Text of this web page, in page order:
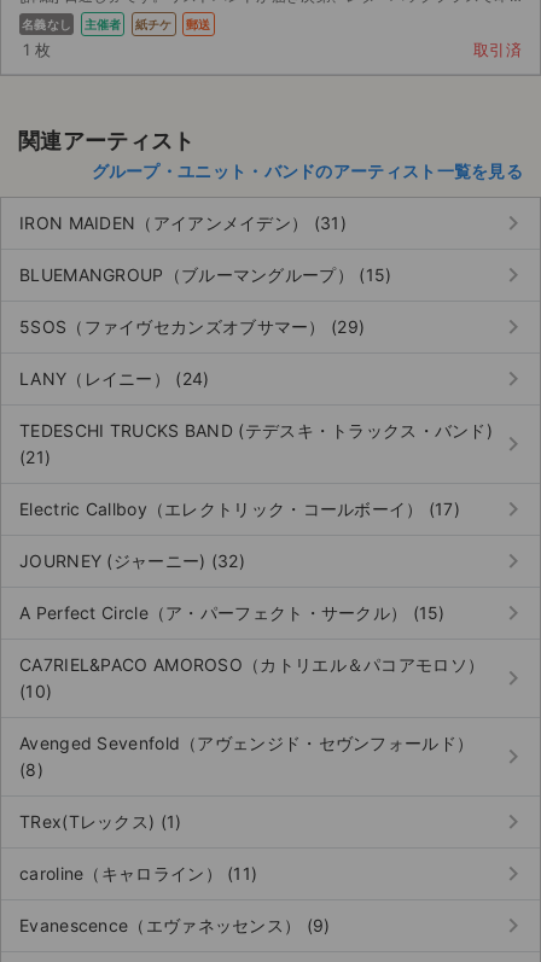
名義なし 主催者 紙チケ 郵送
1 枚 取引済
関連アーティスト
グループ・ユニット・バンドのアーティスト一覧を見る
IRON MAIDEN（アイアンメイデン） (31) keyboard_arrow_right
BLUEMANGROUP（ブルーマングループ） (15) keyboard_arrow_right
5SOS（ファイヴセカンズオブサマー） (29) keyboard_arrow_right
LANY（レイニー） (24) keyboard_arrow_right
TEDESCHI TRUCKS BAND (テデスキ・トラックス・バンド)
(21)
keyboard_arrow_right
Electric Callboy（エレクトリック・コールボーイ） (17) keyboard_arrow_right
JOURNEY (ジャーニー) (32) keyboard_arrow_right
A Perfect Circle（ア・パーフェクト・サークル） (15) keyboard_arrow_right
CA7RIEL&PACO AMOROSO（カトリエル＆パコアモロソ）
(10)
keyboard_arrow_right
Avenged Sevenfold（アヴェンジド・セヴンフォールド）
(8)
keyboard_arrow_right
TRex(Tレックス) (1) keyboard_arrow_right
caroline（キャロライン） (11) keyboard_arrow_right
Evanescence（エヴァネッセンス） (9) keyboard_arrow_right